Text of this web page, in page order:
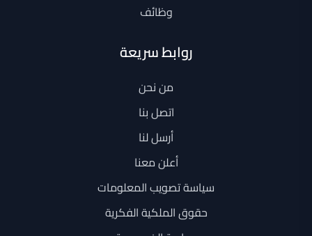
وظائف
روابط سريعة
من نحن
اتصل بنا
أرسل لنا
أعلن معنا
سياسة تصويب المعلومات
حقوق الملكية الفكرية